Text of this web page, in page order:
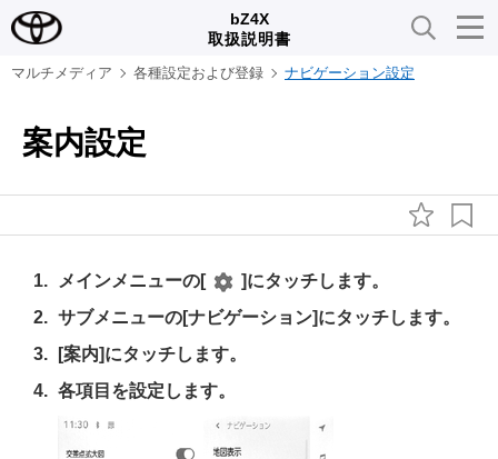
bZ4X
取扱説明書
マルチメディア 各種設定および登録 ナビゲーション設定
案内設定
メインメニューの[‍ ‍]にタッチします。
サブメニューの[‍ナビゲーション‍]にタッチします。
[‍案内‍]にタッチします。
各項目を設定します。